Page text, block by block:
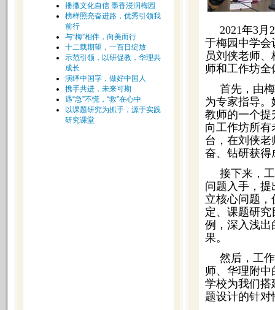
播撒文化自信 墨香浸润梅园
榜样照亮奋进路，优秀引领我
前行
与“梅”相伴，向美而行
十二载期望，一百日绽放
示范引领，以研促教，华理共
成长
演绎中国字，做好中国人
携手共进，未来可期
遇“急”不慌，“救”在心中
以课题研究为抓手，源于实践
研究课堂
2021年3
于梅园中学会
员刘侠老师
师和工作坊
首先，由
为专家指导
教师的一个提
向工作坊所
台，在刘侠
奋、钻研获得
接下来，
问题入手，
立核心问题
定、课题研
例，深入浅出
果。
然后，工
师、华理附
学校为我们搭
题设计的针对